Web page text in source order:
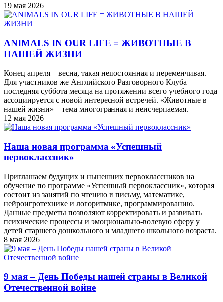
19 мая 2026
ANIMALS IN OUR LIFE = ЖИВОТНЫЕ В
НАШЕЙ ЖИЗНИ
Конец апреля – весна, такая непостоянная и переменчивая.
Для участников же Английского Разговорного Клуба
последняя суббота месяца на протяжении всего учебного года
ассоциируется с новой интересной встречей. «Животные в
нашей жизни» – тема многогранная и неисчерпаемая.
12 мая 2026
Наша новая программа «Успешный
первоклассник»
Приглашаем будущих и нынешних первоклассников на
обучение по программе «Успешный первоклассник», которая
состоит из занятий по чтению и письму, математике,
нейроигротехнике и логоритмике, программированию.
Данные предметы позволяют корректировать и развивать
психические процессы и эмоционально-волевую сферу у
детей старшего дошкольного и младшего школьного возраста.
8 мая 2026
9 мая – День Победы нашей страны в Великой
Отечественной войне